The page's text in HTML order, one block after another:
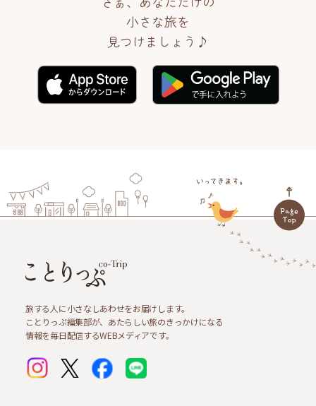
小さな旅を
見つけましょう♪
旅する人に小さなしあわせをお届けします。
ことりっぷ編集部が、あたらしい旅のきっかけになる
情報を毎日配信するWEBメディアです。